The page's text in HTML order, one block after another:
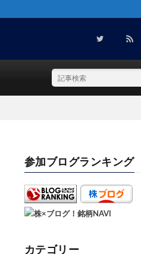
参加ブログランキング
カテゴリー